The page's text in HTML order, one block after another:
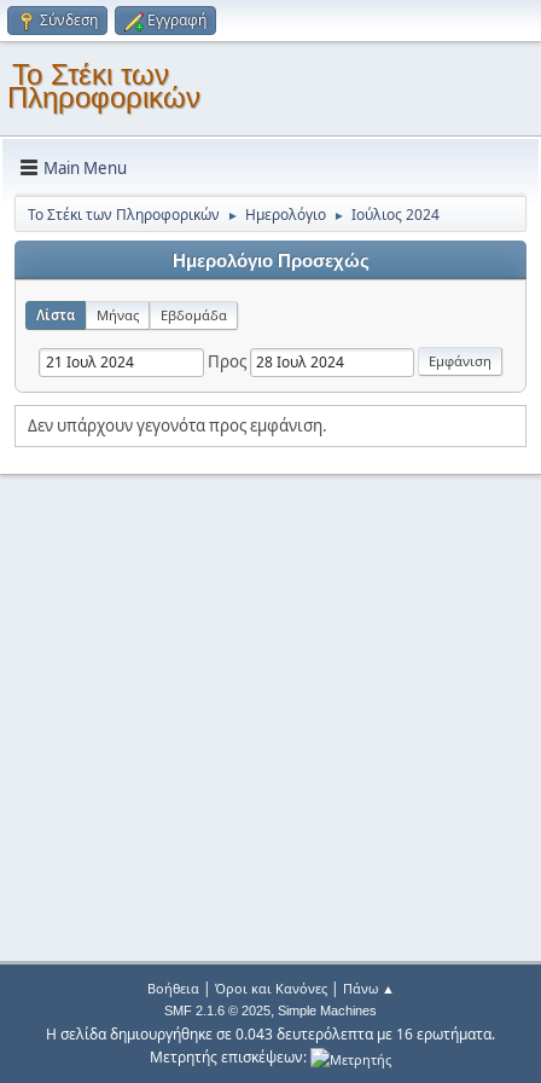
Σύνδεση Εγγραφή
Το Στέκι των
Πληροφορικών
Main Menu
Το Στέκι των Πληροφορικών ► Ημερολόγιο ► Ιούλιος 2024
Ημερολόγιο Προσεχώς
Λίστα Μήνας Εβδομάδα
Προς
Δεν υπάρχουν γεγονότα προς εμφάνιση.
Βοήθεια| Όροι και Κανόνες| Πάνω ▲
SMF 2.1.6 © 2025, Simple Machines
Η σελίδα δημιουργήθηκε σε 0.043 δευτερόλεπτα με 16 ερωτήματα.
Μετρητής επισκέψεων: